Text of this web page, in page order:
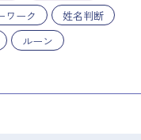
ワーク
姓名判断
ルーン